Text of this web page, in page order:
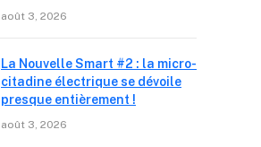
août 3, 2026
La Nouvelle Smart #2 : la micro-
citadine électrique se dévoile
presque entièrement !
août 3, 2026